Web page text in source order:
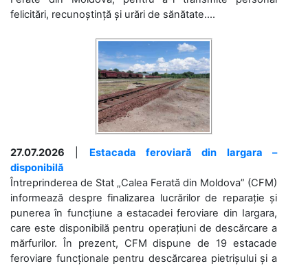
felicitări, recunoștință și urări de sănătate....
27.07.2026
Estacada feroviară din Iargara –
disponibilă
Întreprinderea de Stat „Calea Ferată din Moldova” (CFM)
informează despre finalizarea lucrărilor de reparație și
punerea în funcțiune a estacadei feroviare din Iargara,
care este disponibilă pentru operațiuni de descărcare a
mărfurilor. În prezent, CFM dispune de 19 estacade
feroviare funcționale pentru descărcarea pietrișului și a